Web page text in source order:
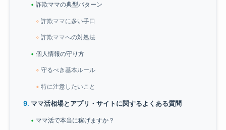
詐欺ママの典型パターン
詐欺ママに多い手口
詐欺ママへの対処法
個人情報の守り方
守るべき基本ルール
特に注意したいこと
ママ活相場とアプリ・サイトに関するよくある質問
ママ活で本当に稼げますか？